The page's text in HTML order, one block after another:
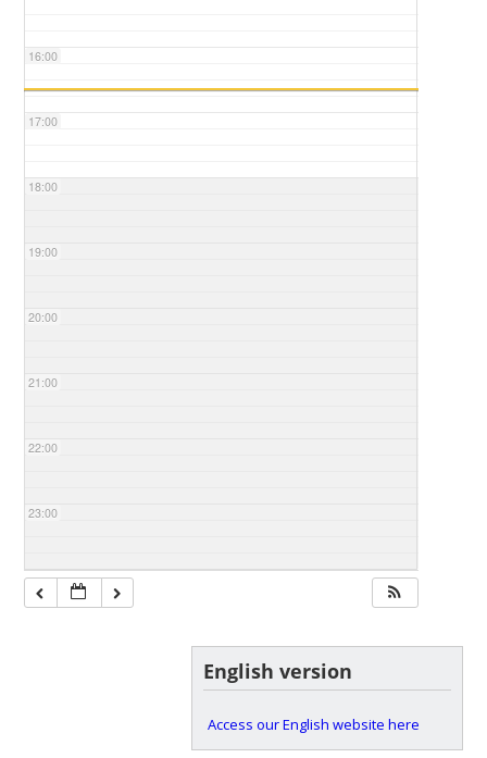
16:00
17:00
18:00
19:00
20:00
21:00
22:00
23:00
English version
Access our English website here